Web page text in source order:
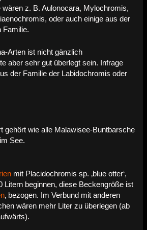
z. B. Aulonocara, Mylochromis,
oder auch einige aus der
Familie.
Arten ist nicht gänzlich
aber sehr gut überlegt sein. Infrage
der Familie der Labidochromis oder
gehört wie alle Malawisee-Buntbarsche
im See.
mit Placidochromis sp. ‚blue otter‘,
Litern beginnen, diese Beckengröße ist
‚ bezogen. Im Verbund mit anderen
wären mehr Liter zu überlegen (ab